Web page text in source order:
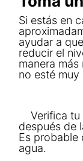
Si estás en
ayudar a
reducir el
manera
no esté muy
Verifica tu
después de
Es probable
agua.